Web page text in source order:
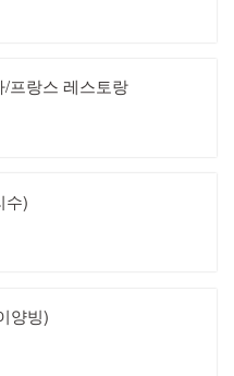
프랑스 레스토랑
수)
양빙)